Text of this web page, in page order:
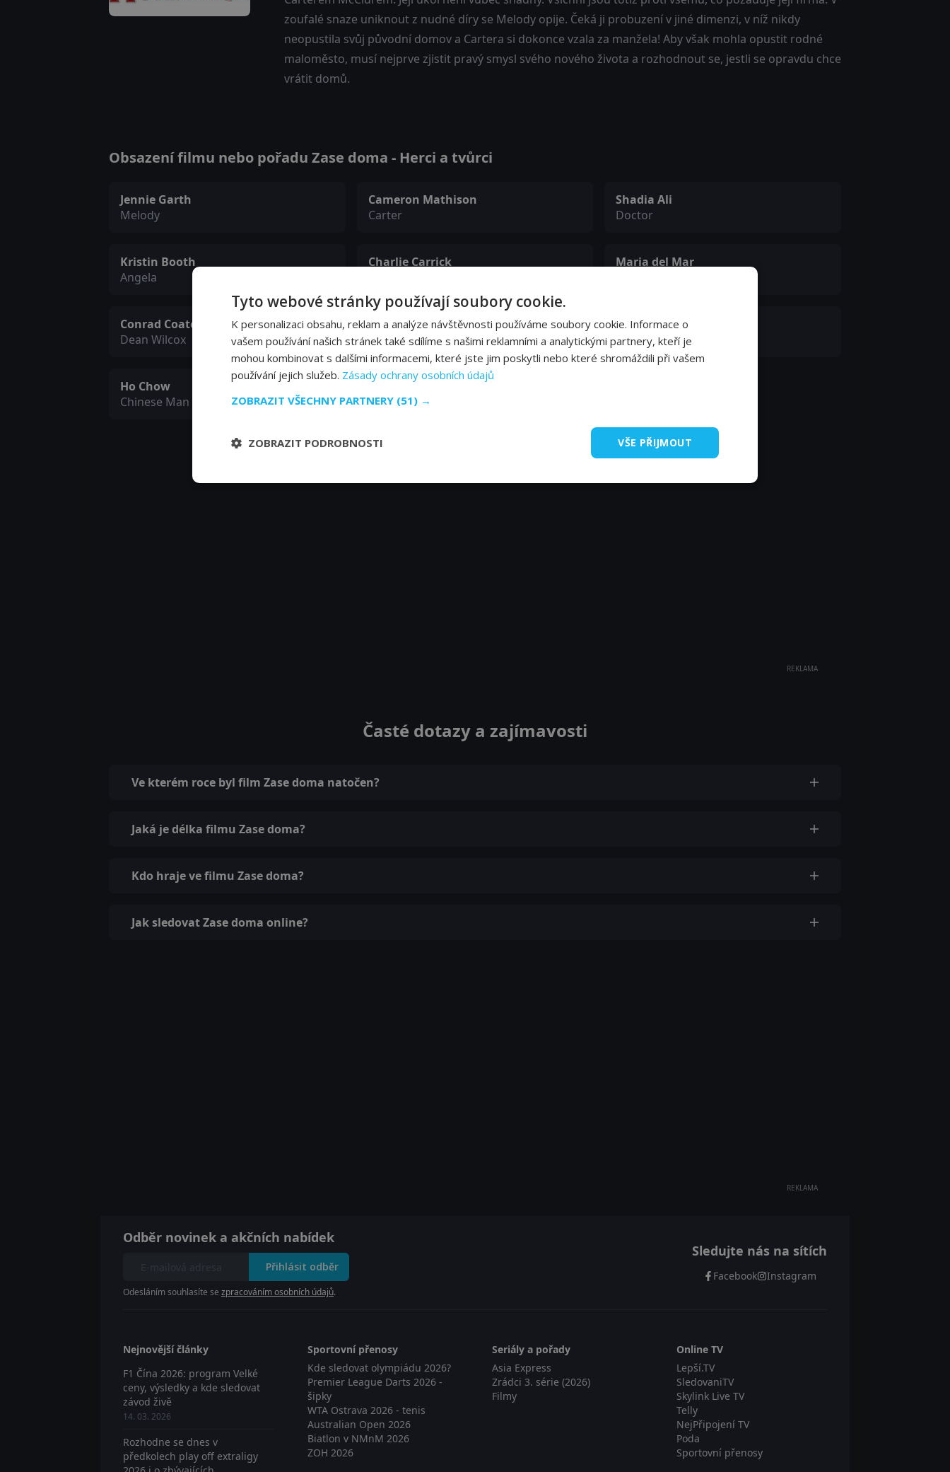
zoufalé snaze uniknout z nudné díry se Melody opije. Čeká ji probuzení v jiné dimenzi, v níž nikdy
neopustila svůj původní domov a Cartera si dokonce vzala za manžela! Aby však mohla opustit rodné
maloměsto, musí nejprve zjistit pravý smysl svého nového života a rozhodnout se, jestli se opravdu chce
vrátit domů.
Obsazení filmu nebo pořadu Zase doma - Herci a tvůrci
Jennie Garth
Melody
Cameron Mathison
Carter
Shadia Ali
Doctor
Kristin Booth
Angela
Charlie Carrick
Maria del Mar
Conrad Coates
Dean Wilcox
Glenda Braganza
Stacey
Mary Kay Place
Elaine Gerard
Ho Chow
Chinese Man
Karen Robinson
Mrs. Reynolds
REKLAMA
Časté dotazy a zajímavosti
Ve kterém roce byl film Zase doma natočen?
Jaká je délka filmu Zase doma?
Kdo hraje ve filmu Zase doma?
Jak sledovat Zase doma online?
REKLAMA
Odběr novinek a akčních nabídek
Přihlásit odběr
Odesláním souhlasíte se zpracováním osobních údajů.
Sledujte nás na sítích
Facebook Instagram
Nejnovější články
F1 Čína 2026: program Velké
ceny, výsledky a kde sledovat
závod živě
14. 03. 2026
Rozhodne se dnes v
předkolech play off extraligy
Sportovní přenosy
Kde sledovat olympiádu 2026?
Premier League Darts 2026 -
šipky
WTA Ostrava 2026 - tenis
Australian Open 2026
Biatlon v NMnM 2026
ZOH 2026
Seriály a pořady
Asia Express
Zrádci 3. série (2026)
Filmy
Online TV
Lepší.TV
SledovaniTV
Skylink Live TV
Telly
NejPřipojení TV
Poda
Sportovní přenosy
Tyto webové stránky používají soubory cookie.
K personalizaci obsahu, reklam a analýze návštěvnosti používáme soubory cookie. Informace o
vašem používání našich stránek také sdílíme s našimi reklamními a analytickými partnery, kteří je
mohou kombinovat s dalšími informacemi, které jste jim poskytli nebo které shromáždili při vašem
používání jejich služeb. Zásady ochrany osobních údajů
ZOBRAZIT VŠECHNY PARTNERY (51) →
VŠE PŘIJMOUT
ZOBRAZIT PODROBNOSTI